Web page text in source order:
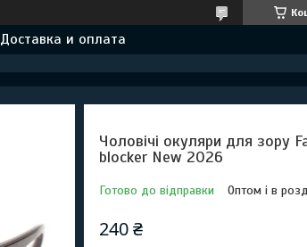
Доставка и оплата
Чоловічі окуляри для зору
blocker New 2026
Готово до відправки Оптом і в
240 ₴